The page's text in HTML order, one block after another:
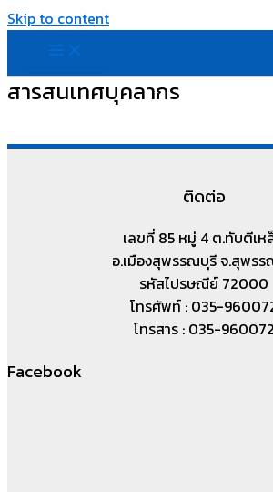
Skip to content
สารสนเทศบุคลากร
ติดต่อ
เลขที่ 85 หมู่ 4 ต.ทับตีเห
อ.เมืองสุพรรณบุรี จ.สุพร
รหัสไปรษณีย์ 72000
โทรศัพท์ : 035-
โทรสาร : 035-960072
Facebook